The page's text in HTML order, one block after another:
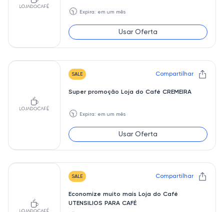
🕥 Expira: em um mês
Usar Oferta
SALE Compartilhar
Super promoção Loja do Café CREMEIRA
🕥 Expira: em um mês
Usar Oferta
SALE Compartilhar
Economize muito mais Loja do Café
UTENSILIOS PARA CAFÉ